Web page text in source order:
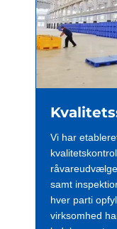
Vi har
samt
hver parti
virksomhed